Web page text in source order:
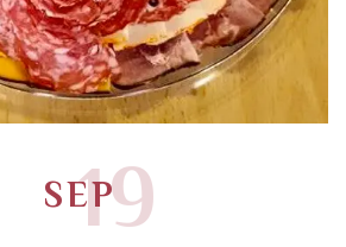
19
SEP